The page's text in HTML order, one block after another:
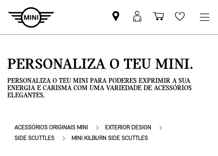
Pesquisar
parceiro
Iniciar
sessão
Carrinho
de
Wishlist
PERSONALIZA O TEU MINI.
PERSONALIZA O TEU MINI PARA PODERES EXPRIMIR A SUA
ENERGIA E CARISMA COM UMA VARIEDADE DE ACESSÓRIOS
ELEGANTES.
ACESSÓRIOS ORIGINAIS MINI
EXTERIOR DESIGN
SIDE SCUTTLES
MINI KILBURN SIDE SCUTTLES